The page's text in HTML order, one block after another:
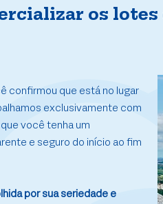
confirmou que está no lugar
exclusivamente com
você tenha um
e seguro do início ao fim
por sua seriedade e
os lotes